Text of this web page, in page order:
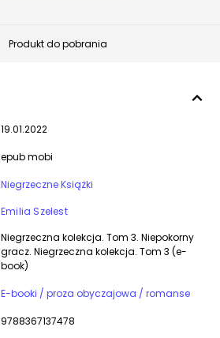
Produkt do pobrania
19.01.2022
epub mobi
Niegrzeczne Książki
Emilia Szelest
Niegrzeczna kolekcja. Tom 3. Niepokorny
gracz. Niegrzeczna kolekcja. Tom 3 (e-
book)
E-booki / proza obyczajowa / romanse
9788367137478